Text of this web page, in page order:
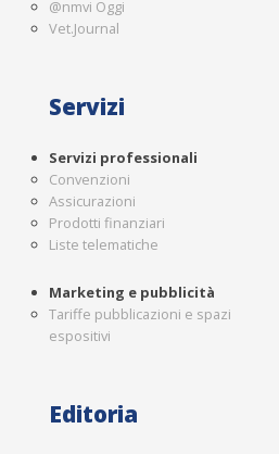
@nmvi Oggi
Vet.Journal
Servizi
Servizi professionali
Convenzioni
Assicurazioni
Prodotti finanziari
Liste telematiche
Marketing e pubblicità
Tariffe pubblicazioni e spazi
espositivi
Editoria